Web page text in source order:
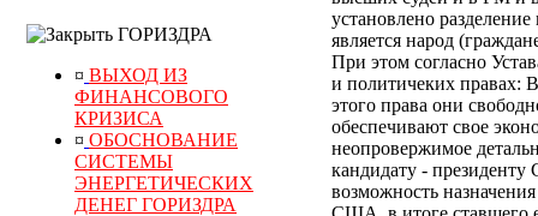
ГОРИЗДРА
¤ ВЫХОД ИЗ
ФИНАНСОВОГО
КРИЗИСА
¤ ОБОСНОВАНИЕ
СИСТЕМЫ
ЭНЕРГЕТИЧЕСКИХ
ДЕНЕГ ГОРИЗДРА
установлено
является народ
При этом согласно
и политичеких правах:
этого права они
обеспечивают свое
неопровержимое
кандидату -
возможность